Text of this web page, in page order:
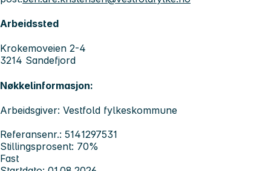
Arbeidssted
Krokemoveien 2-4
3214 Sandefjord
Nøkkelinformasjon:
Arbeidsgiver: Vestfold fylkeskommune
Referansenr.: 5141297531
Stillingsprosent: 70%
Fast